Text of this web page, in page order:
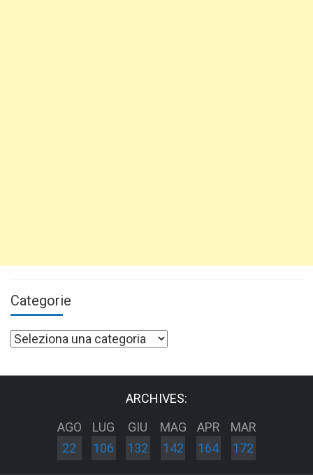
Categorie
Categorie
ARCHIVES:
AGO
22
LUG
106
GIU
132
MAG
142
APR
164
MAR
172